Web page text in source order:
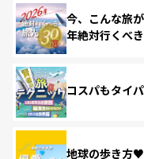
今、こんな旅
年絶対行くべ
コスパもタイ
地球の歩き方